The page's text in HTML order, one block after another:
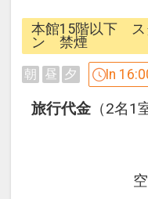
アなど、観光
ぜひ神戸へ遊
※本プランのチ
す。予めご了承
・チェックイ
の前精算をお
本館15階以下
ン 禁煙
朝 昼 夕 In
旅行代金 （2名